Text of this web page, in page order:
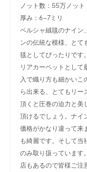
ノット数：55万ノット
厚み：6-7ミリ
ペルシャ絨毯のナイン
ンの伝統な模様、と
毯としてぴったりです
リアカーペットとし
入で織り方も細かい
ら出来る、とてもリー
頂くと圧巻の迫力と美
頂けるでしょう。ナイ
価格がかなり違って来
も綺麗です。そして当
のみ取り扱っています
店もあるので皆様ご注